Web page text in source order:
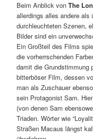
Beim Anblick vonThe
allerdings alles andere als
durchleuchteten Szenen,
Bilder sind ein
Ein Großteil des Films
die vorherrschenden
damit die Grundstimmung
bitterböser Film, dessen
man als Zuschauer
sein Protagonist Sam.
(von denen Sam
Triaden. Wörter wie
Straßen Macaus längst